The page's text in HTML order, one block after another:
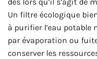
Un filtre écologique
à purifier l’eau
par évaporation ou
conserver les